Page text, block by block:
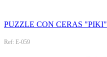
PUZZLE CON CERAS "PIKI"
Ref: E-059